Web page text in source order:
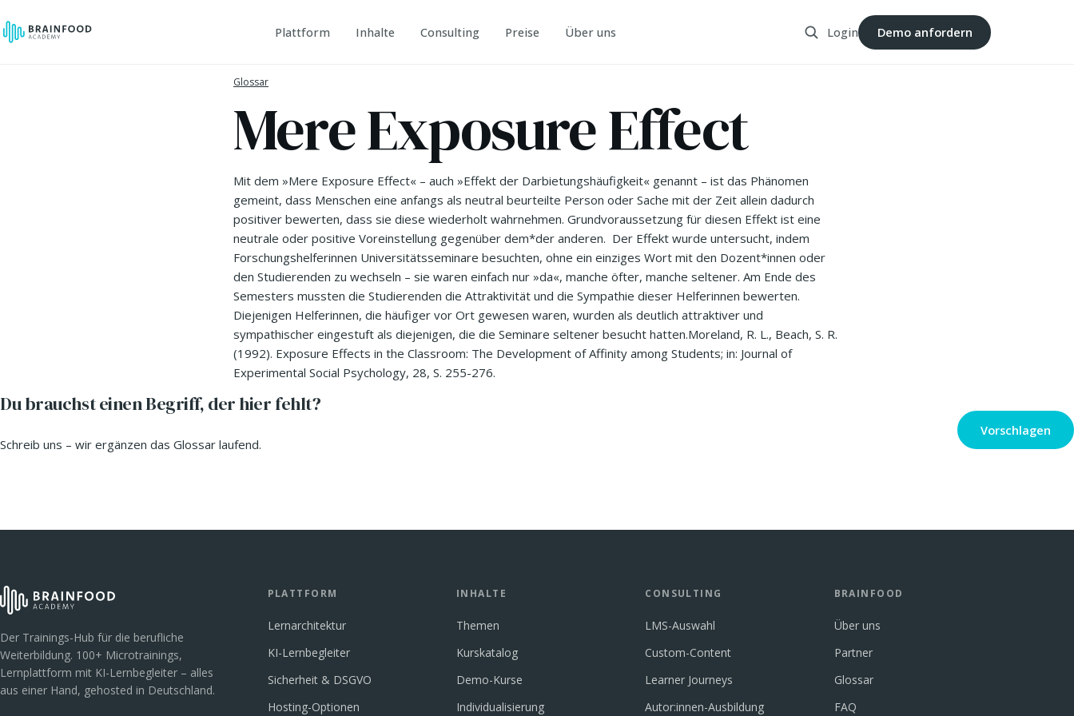
Plattform Inhalte Consulting Preise Über uns Login Demo anfordern
Glossar
Mere Exposure Effect
Mit dem »Mere Exposure Effect« – auch »Effekt der Darbietungshäufigkeit« genannt – ist das Phänomen
gemeint, dass Menschen eine anfangs als neutral beurteilte Person oder Sache mit der Zeit allein dadurch
positiver bewerten, dass sie diese wiederholt wahrnehmen. Grundvoraussetzung für diesen Effekt ist eine
neutrale oder positive Voreinstellung gegenüber dem*der anderen. Der Effekt wurde untersucht, indem
Forschungshelferinnen Universitätsseminare besuchten, ohne ein einziges Wort mit den Dozent*innen oder
den Studierenden zu wechseln – sie waren einfach nur »da«, manche öfter, manche seltener. Am Ende des
Semesters mussten die Studierenden die Attraktivität und die Sympathie dieser Helferinnen bewerten.
Diejenigen Helferinnen, die häufiger vor Ort gewesen waren, wurden als deutlich attraktiver und
sympathischer eingestuft als diejenigen, die die Seminare seltener besucht hatten.Moreland, R. L., Beach, S. R.
(1992). Exposure Effects in the Classroom: The Development of Affinity among Students; in: Journal of
Experimental Social Psychology, 28, S. 255-276.
Du brauchst einen Begriff, der hier fehlt?
Schreib uns – wir ergänzen das Glossar laufend.
Vorschlagen
Der Trainings-Hub für die berufliche
Weiterbildung. 100+ Microtrainings,
Lernplattform mit KI-Lernbegleiter – alles
aus einer Hand, gehosted in Deutschland.
PLATTFORM
Lernarchitektur
KI-Lernbegleiter
Sicherheit & DSGVO
Hosting-Optionen
INHALTE
Themen
Kurskatalog
Demo-Kurse
Individualisierung
CONSULTING
LMS-Auswahl
Custom-Content
Learner Journeys
Autor:innen-Ausbildung
BRAINFOOD
Über uns
Partner
Glossar
FAQ